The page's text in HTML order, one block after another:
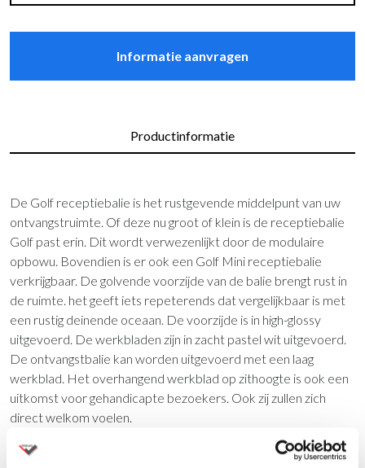
Informatie aanvragen
Productinformatie
De Golf receptiebalie is het rustgevende middelpunt van uw
ontvangstruimte. Of deze nu groot of klein is de receptiebalie
Golf past erin. Dit wordt verwezenlijkt door de modulaire
opbowu. Bovendien is er ook een Golf Mini receptiebalie
verkrijgbaar. De golvende voorzijde van de balie brengt rust in
de ruimte. het geeft iets repeterends dat vergelijkbaar is met
een rustig deinende oceaan. De voorzijde is in high-glossy
uitgevoerd. De werkbladen zijn in zacht pastel wit uitgevoerd.
De ontvangstbalie kan worden uitgevoerd met een laag
werkblad. Het overhangend werkblad op zithoogte is ook een
uitkomst voor gehandicapte bezoekers. Ook zij zullen zich
direct welkom voelen.
Kleine receptiebalie: Mini Golf